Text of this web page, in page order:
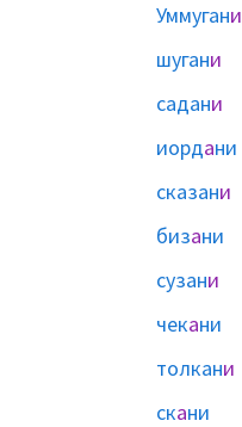
Уммугани
шугани
садани
иордани
сказани
бизани
сузани
чекани
толкани
скани